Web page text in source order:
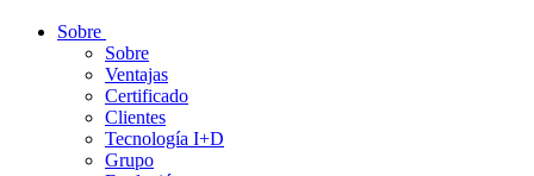
Sobre
Sobre
Ventajas
Certificado
Clientes
Tecnología I+D
Grupo